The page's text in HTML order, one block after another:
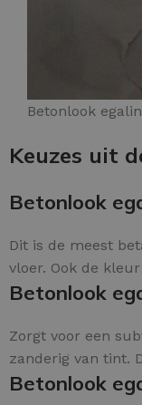
Betonlook
Keuzes uit
Betonlook
Dit is de meest
vloer. Ook de
Betonlook
Zorgt voor een
zanderig van tint.
Betonlook